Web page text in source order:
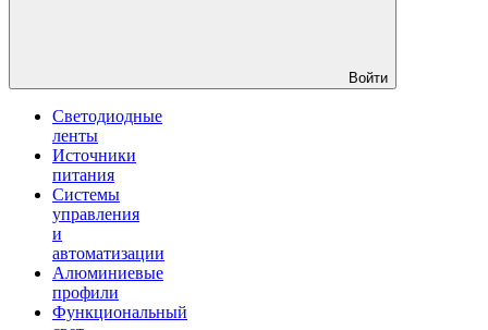
Войти
Светодиодные
ленты
Источники
питания
Системы
управления
и
автоматизации
Алюминиевые
профили
Функциональный